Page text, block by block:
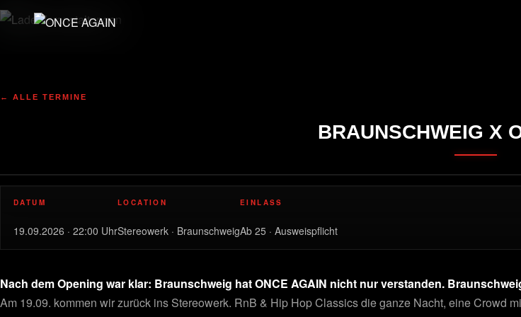
Zum
Inhalt
← ALLE TERMINE
BRAUNSCHWEIG X
DATUM
19.09.2026 · 22:00 Uhr
LOCATION
Stereowerk · Braunschweig
EINLASS
Ab 25 · Ausweispflicht
Nach dem Opening war klar: Braunschweig hat ONCE AGAIN nicht nur verstanden.
Am 19.09. kommen wir zurück ins Stereowerk. RnB & Hip Hop Classics die ganze Nacht, eine Crowd